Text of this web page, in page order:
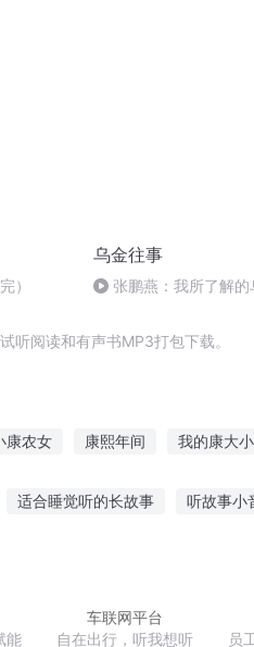
）
乌金往事
张鹏燕：我所了解的
听阅读和有声书MP3打包下载。
康农女 康熙年间 我的康大
适合睡觉听的长故事 听故事小
能
车联网平台
自在出行，听我想听
员